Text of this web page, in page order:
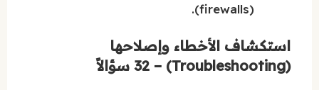
(firewalls).
استكشاف الأخطاء وإصلاحها
(Troubleshooting) – 32 سؤالاً